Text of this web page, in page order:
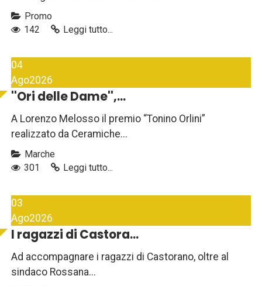
Promo
142
Leggi tutto...
04
Ago2026
''Ori delle Dame'',...
A Lorenzo Melosso il premio “Tonino Orlini”
realizzato da Ceramiche...
Marche
301
Leggi tutto...
03
Ago2026
I ragazzi di Castora...
Ad accompagnare i ragazzi di Castorano, oltre al
sindaco Rossana...